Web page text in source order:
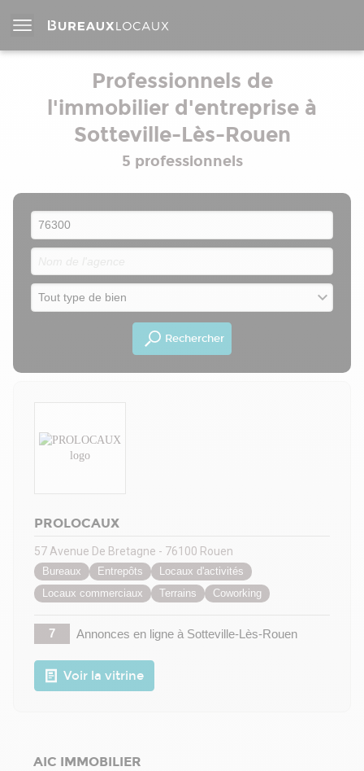
Professionnels de
l'immobilier d'entreprise à
Sotteville-Lès-Rouen
5 professionnels
Rechercher
PROLOCAUX
57 Avenue De Bretagne - 76100 Rouen
Bureaux Entrepôts
Locaux d'activités
Locaux commerciaux
Terrains Coworking
7 Annonces en ligneà Sotteville-Lès-Rouen
Voir la vitrine
AIC IMMOBILIER